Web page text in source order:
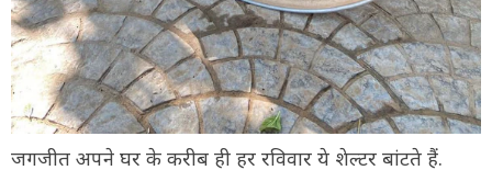
जगजीत अपने घर के करीब ही हर रविवार ये शेल्टर बांटते हैं.